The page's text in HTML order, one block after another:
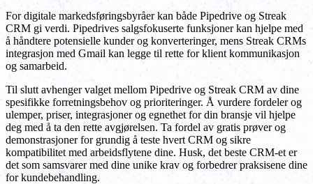
For digitale markedsføringsbyråer kan både Pipedrive og Streak
CRM gi verdi. Pipedrives salgsfokuserte funksjoner kan hjelpe med
å håndtere potensielle kunder og konverteringer, mens Streak CRMs
integrasjon med Gmail kan legge til rette for klient kommunikasjon
og samarbeid.
Til slutt avhenger valget mellom Pipedrive og Streak CRM av dine
spesifikke forretningsbehov og prioriteringer. Å vurdere fordeler og
ulemper, priser, integrasjoner og egnethet for din bransje vil hjelpe
deg med å ta den rette avgjørelsen. Ta fordel av gratis prøver og
demonstrasjoner for grundig å teste hvert CRM og sikre
kompatibilitet med arbeidsflytene dine. Husk, det beste CRM-et er
det som samsvarer med dine unike krav og forbedrer praksisene dine
for kundebehandling.